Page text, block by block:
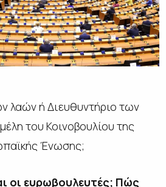
λαών ή Διευθυντήριο των
του Κοινοβουλίου της
Ένωσης;
οι ευρωβουλευτές; Πώς